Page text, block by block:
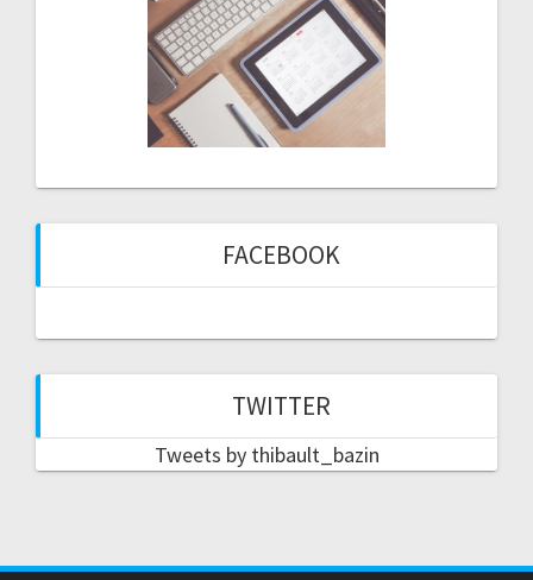
FACEBOOK
TWITTER
Tweets by thibault_bazin